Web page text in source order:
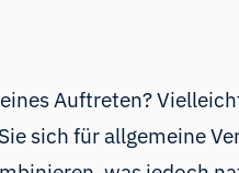
Auftreten?
sich für allgemeine